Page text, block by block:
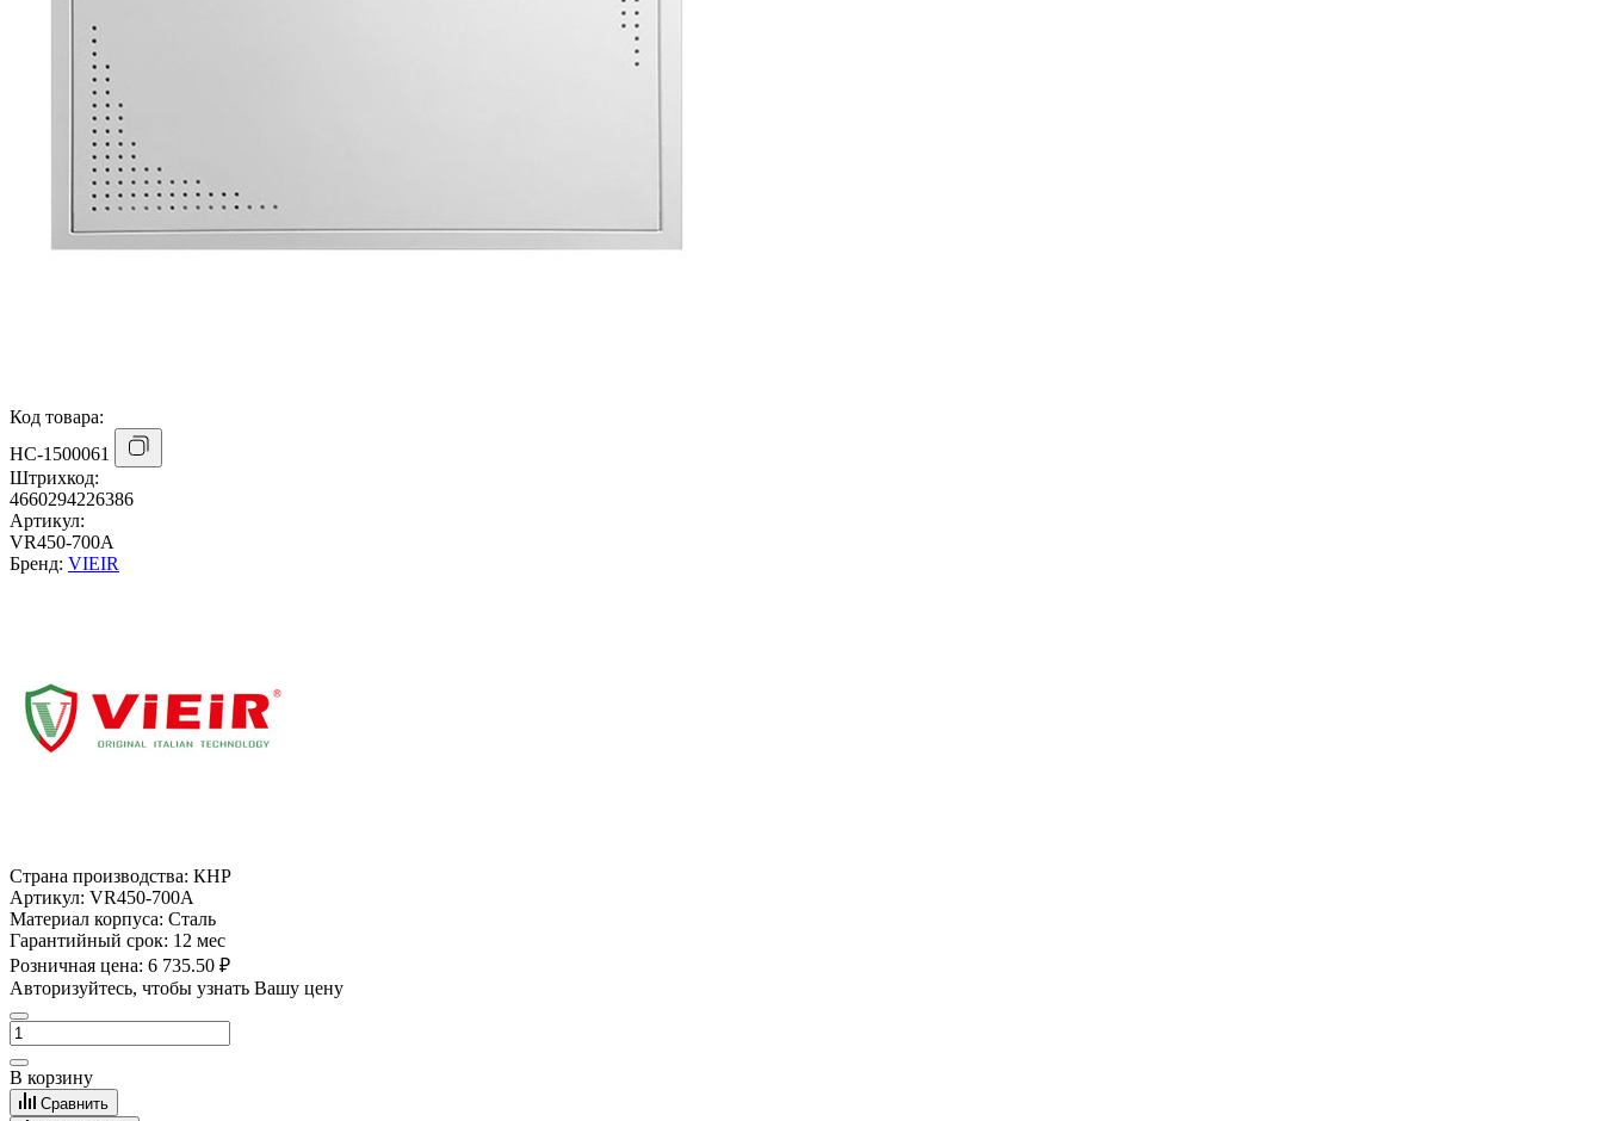
Код товара:
НС-1500061
Штрихкод:
4660294226386
Артикул:
VR450-700A
Бренд: VIEIR
Страна производства: КНР
Артикул: VR450-700A
Материал корпуса: Сталь
Гарантийный срок: 12 мес
Розничная цена: 6 735.50 ₽
Авторизуйтесь, чтобы узнать Вашу цену
В корзину
Сравнить